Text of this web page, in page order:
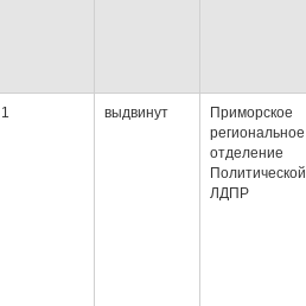
1 выдвинут
Приморское
региональное
отделение
ЛДПР